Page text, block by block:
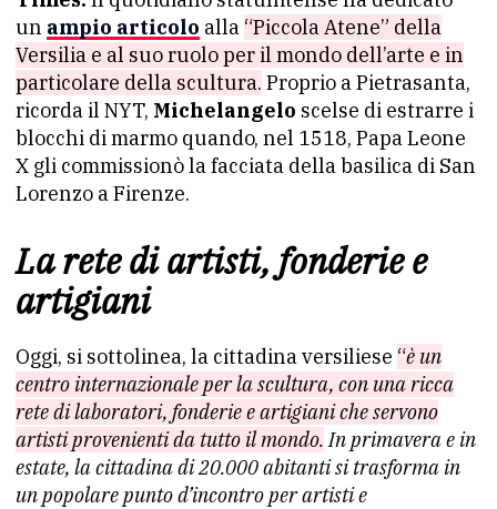
un ampio articolo alla “Piccola Atene” della
Versilia e al suo ruolo per il mondo dell’arte e in
particolare della scultura. Proprio a Pietrasanta,
ricorda il NYT, Michelangelo scelse di estrarre i
blocchi di marmo quando, nel 1518, Papa Leone
X gli commissionò la facciata della basilica di San
Lorenzo a Firenze.
La rete di artisti, fonderie e
artigiani
Oggi, si sottolinea, la cittadina versiliese “è un
centro internazionale per la scultura, con una ricca
rete di laboratori, fonderie e artigiani che servono
artisti provenienti da tutto il mondo.In primavera e in
estate, la cittadina di 20.000 abitanti si trasforma in
un popolare punto d’incontro per artisti e